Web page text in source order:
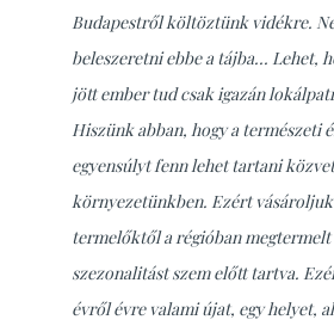
Budapestről költöztünk vidékre.
beleszeretni ebbe a tájba... Lehet,
jött ember tud csak igazán
Hiszünk abban, hogy a természeti
egyensúlyt fenn lehet tartani
környezetünkben. Ezért
termelőktől a régióban megtermelt
szezonalitást szem előtt tartva.
évről évre valami újat, egy helyet,